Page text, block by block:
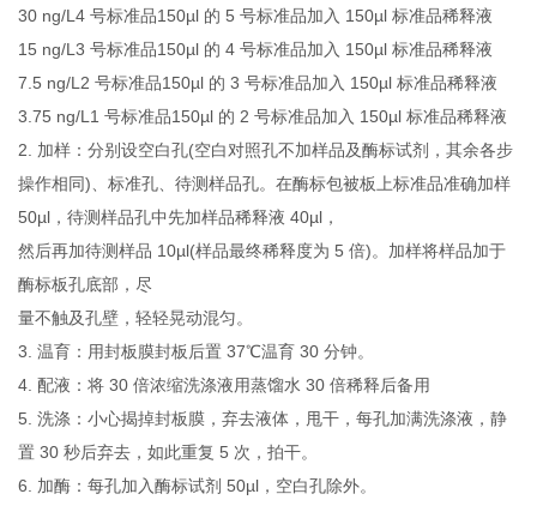
30 ng/L4 号标准品150µl 的 5 号标准品加入 150µl 标准品稀释液
15 ng/L3 号标准品150µl 的 4 号标准品加入 150µl 标准品稀释液
7.5 ng/L2 号标准品150µl 的 3 号标准品加入 150µl 标准品稀释液
3.75 ng/L1 号标准品150µl 的 2 号标准品加入 150µl 标准品稀释液
2. 加样：分别设空白孔(空白对照孔不加样品及酶标试剂，其余各步
操作相同)、标准孔、待测样品孔。在酶标包被板上标准品准确加样
50µl，待测样品孔中先加样品稀释液 40µl，
然后再加待测样品 10µl(样品最终稀释度为 5 倍)。加样将样品加于
酶标板孔底部，尽
量不触及孔壁，轻轻晃动混匀。
3. 温育：用封板膜封板后置 37℃温育 30 分钟。
4. 配液：将 30 倍浓缩洗涤液用蒸馏水 30 倍稀释后备用
5. 洗涤：小心揭掉封板膜，弃去液体，甩干，每孔加满洗涤液，静
置 30 秒后弃去，如此重复 5 次，拍干。
6. 加酶：每孔加入酶标试剂 50µl，空白孔除外。